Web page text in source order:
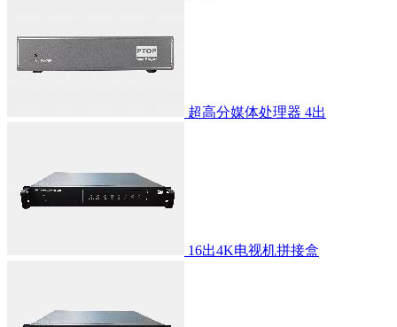
超高分媒体处理器 4出
16出4K电视机拼接盒